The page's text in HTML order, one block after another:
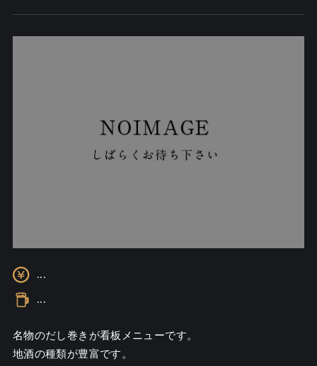
...
...
名物のだし巻きが看板メニューです。
地酒の種類が豊富です。